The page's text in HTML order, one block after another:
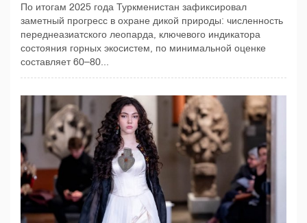
По итогам 2025 года Туркменистан зафиксировал
заметный прогресс в охране дикой природы: численность
переднеазиатского леопарда, ключевого индикатора
состояния горных экосистем, по минимальной оценке
составляет 60–80...